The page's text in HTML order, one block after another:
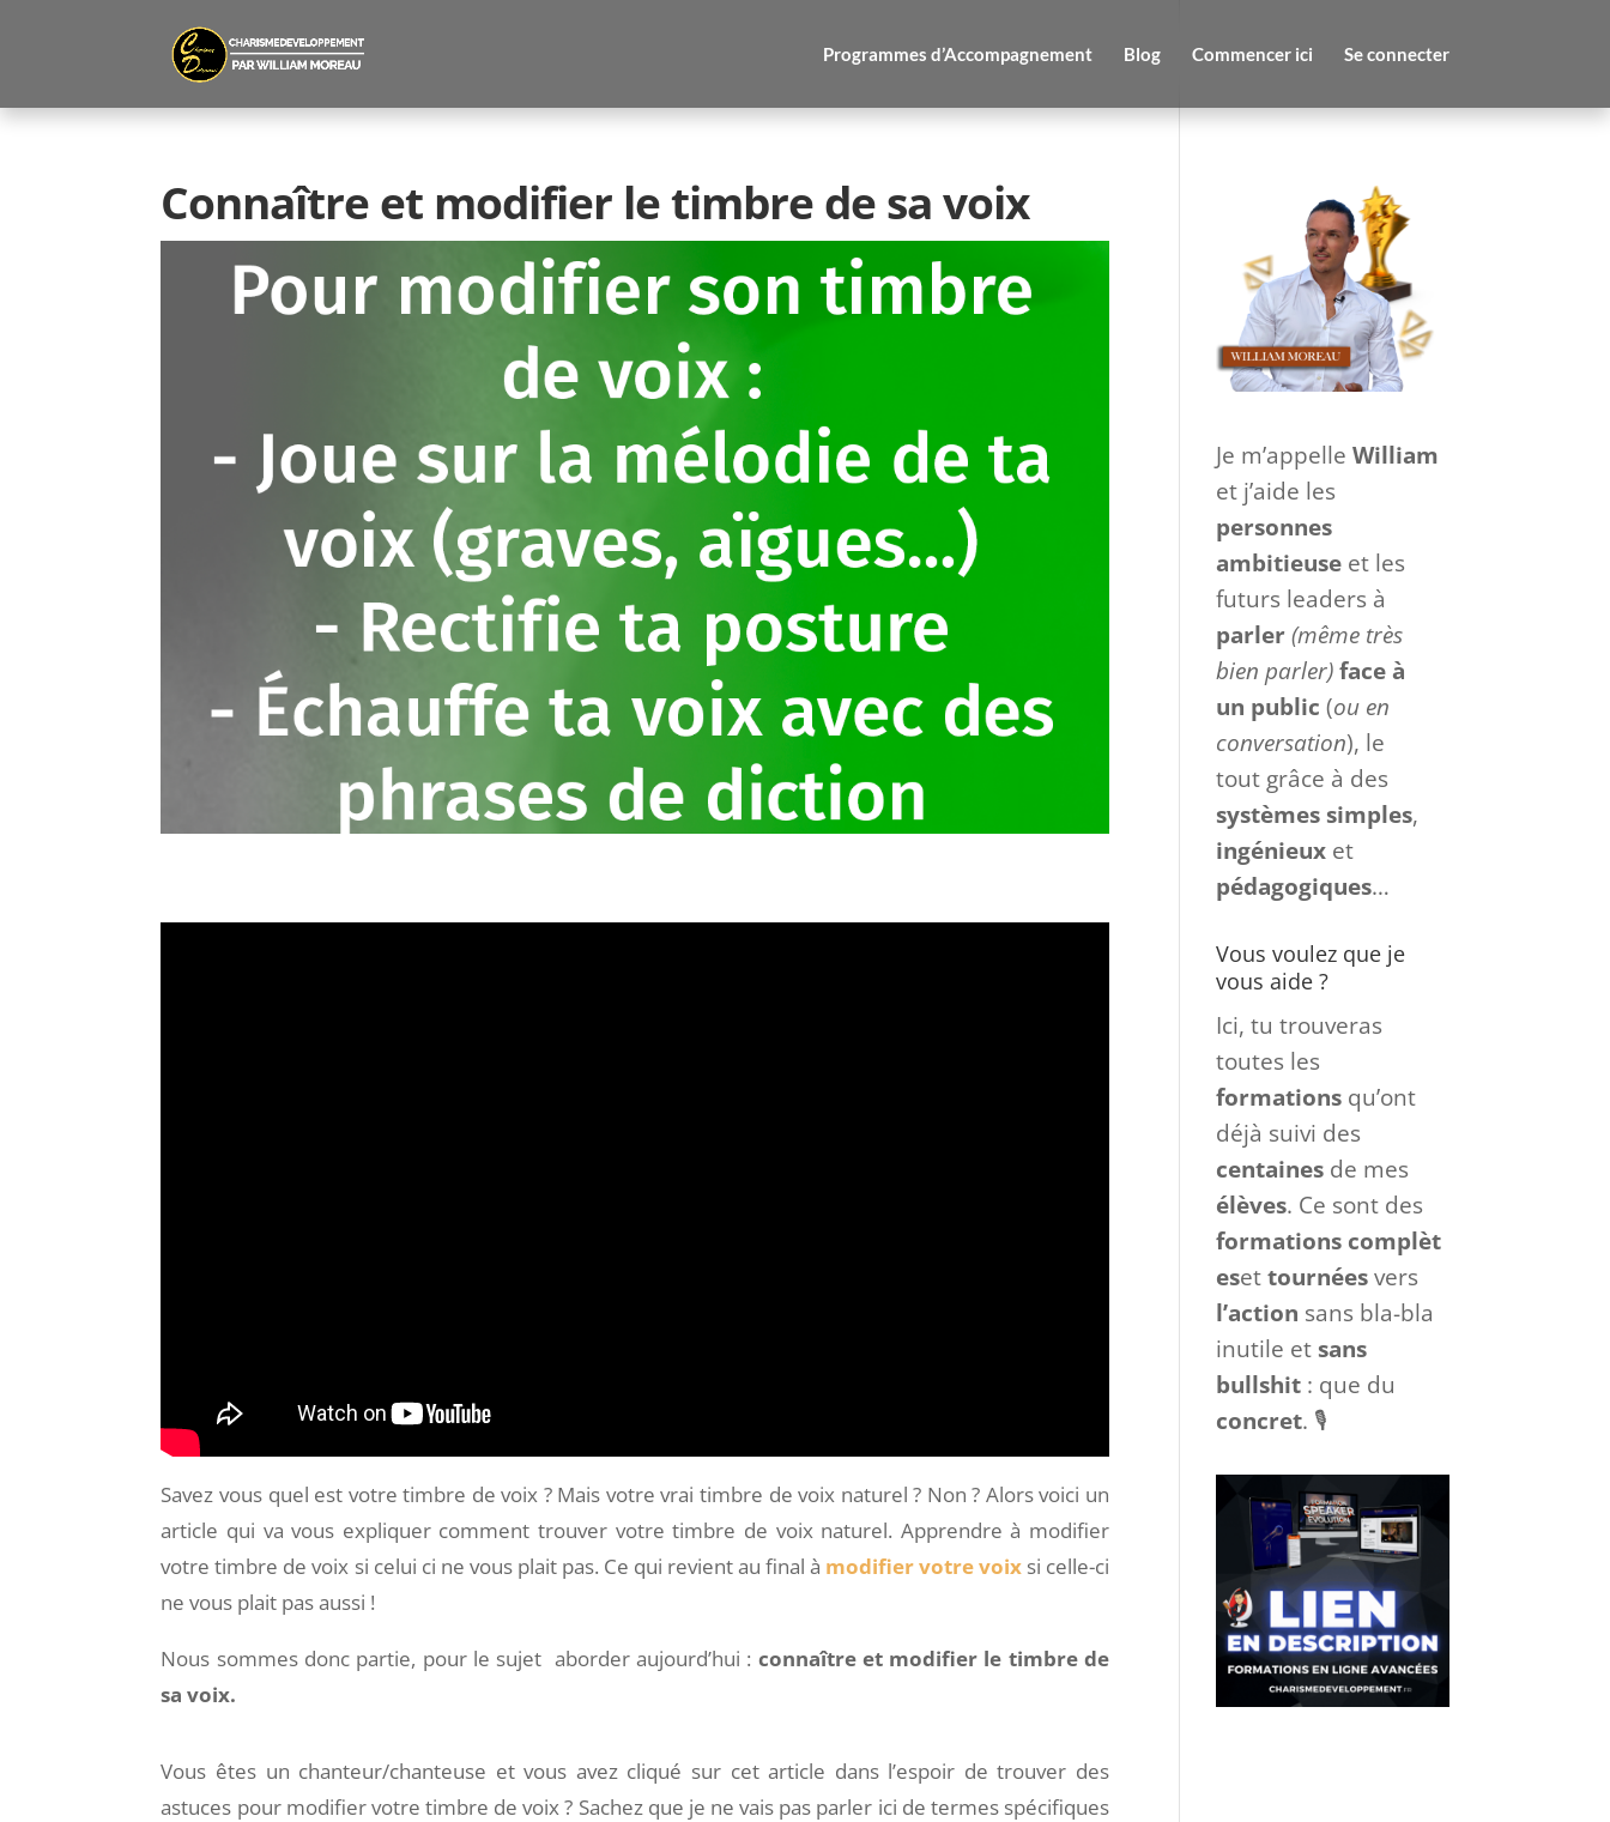
Programmes d’Accompagnement Blog Commencer ici Se connecter
Connaître et modifier le timbre de sa voix
Savez vous quel est votre timbre de voix ? Mais votre vrai timbre de voix naturel ? Non ? Alors voici un
article qui va vous expliquer comment trouver votre timbre de voix naturel. Apprendre à modifier
votre timbre de voix si celui ci ne vous plait pas. Ce qui revient au final à modifier votre voixsi celle-ci
ne vous plait pas aussi !
Nous sommes donc partie, pour le sujet aborder aujourd’hui : connaître et modifier le timbre de
sa voix.
Vous êtes un chanteur/chanteuse et vous avez cliqué sur cet article dans l’espoir de trouver des
astuces pour modifier votre timbre de voix ? Sachez que je ne vais pas parler ici de termes spécifiques
Je m’appelleWilliam
et j’aide les
personnes
ambitieuse et les
futurs leaders à
parler(même très
bien parler)face à
un public (ou en
conversation), le
tout grâce à des
systèmes simples,
ingénieux et
pédagogiques…
Vous voulez que je
vous aide ?
Ici, tu trouveras
toutes les
formations qu’ont
déjà suivi des
centaines de mes
élèves. Ce sont des
formations complèt
esettournéesvers
l’action sans bla-bla
inutile et sans
bullshit : que du
concret. 🎙